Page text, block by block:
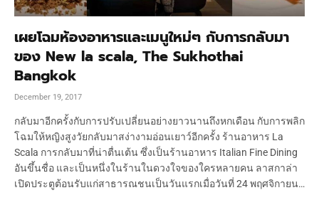
เผยโฉมห้องอาหารและเมนูใหม่ๆ กับการกลับมา
ของ New la scala, The Sukhothai
Bangkok
December 19, 2017
กลับมาอีกครั้งกับการปรับเปลี่ยนอย่างยาวนานถึงหกเดือน กับการพลิก
โฉมให้หญิงสูงวัยกลับมาสง่างามอ่อนเยาว์อีกครั้ง ร้านอาหาร La
Scala การกลับมาที่น่าตื่นเต้น ซึ่งเป็นร้านอาหาร Italian Fine Dining
อันขึ้นชื่อ และเป็นหนึ่งในร้านในดวงใจของใครหลายคน ลาสกาล่า
เปิดประตูต้อนรับแก่สาธารณชนเป็นวันแรกเมื่อวันที่ 24 พฤศจิกายน…